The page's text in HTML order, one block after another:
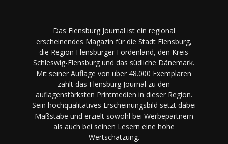
Das Flensburg Journal ist ein regional
erscheinendes Magazin für die Stadt Flensburg,
die Region Flensburger Fördenland, den Kreis
Schleswig-Flensburg und das südliche Dänemark.
Mit seiner Auflage von über 48.000 Exemplaren
zählt das Flensburg Journal zu den
auflagenstärksten Printmedien in dieser Region.
Sein hochqualitatives Erscheinungsbild setzt dabei
Maßstäbe und erzielt sowohl bei Werbepartnern
als auch bei seinen Lesern eine hohe
Wertschätzung.